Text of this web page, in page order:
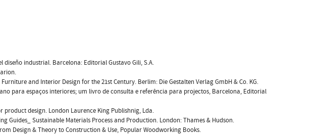
diseño industrial. Barcelona: Editorial Gustavo Gili, S.A.
Furniture and Interior Design for the 21st Century. Berlim: Die Gestalten Verlag GmbH & Co. KG.
para espaços interiores; um livro de consulta e referência para projectos, Barcelona, Editorial
product design. London Laurence King Publishnig, Lda.
Guides_ Sustainable Materials Process and Production. London: Thames & Hudson.
Design & Theory to Construction & Use, Popular Woodworking Books.